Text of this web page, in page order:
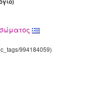
994184059)